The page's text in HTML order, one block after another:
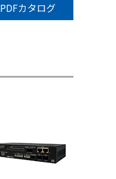
PDFカタログ